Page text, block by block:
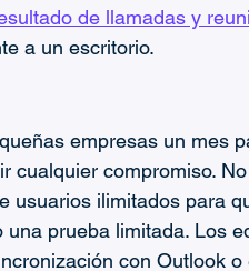
de llamadas y
a un escritorio.
empresas un mes
cualquier compromiso.
usuarios ilimitados para
prueba limitada. Los
con Outlook